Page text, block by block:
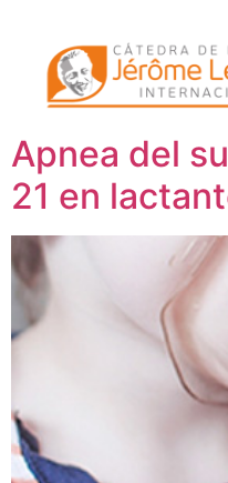
Etiqueta:
necker
Apnea del
21 en